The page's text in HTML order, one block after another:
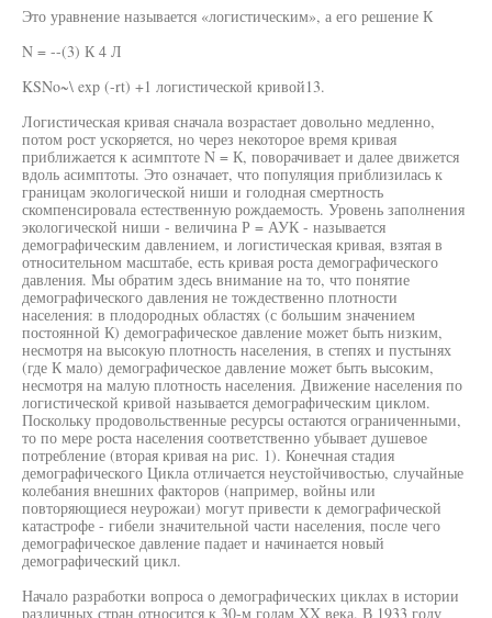
Это уравнение называется «логистическим», а его решение К
N = --(3) К 4 Л
KSNo~\ exp (-rt) +1 логистической кривой13.
Логистическая кривая сначала возрастает довольно медленно,
потом рост ускоряется, но через некоторое время кривая
приближается к асимптоте N = К, поворачивает и далее движется
вдоль асимптоты. Это означает, что популяция приблизилась к
границам экологической ниши и голодная смертность
скомпенсировала естественную рождаемость. Уровень заполнения
экологической ниши - величина Р = АУК - называется
демографическим давлением, и логистическая кривая, взятая в
относительном масштабе, есть кривая роста демографического
давления. Мы обратим здесь внимание на то, что понятие
демографического давления не тождественно плотности
населения: в плодородных областях (с большим значением
постоянной К) демографическое давление может быть низким,
несмотря на высокую плотность населения, в степях и пустынях
(где К мало) демографическое давление может быть высоким,
несмотря на малую плотность населения. Движение населения по
логистической кривой называется демографическим циклом.
Поскольку продовольственные ресурсы остаются ограниченными,
то по мере роста населения соответственно убывает душевое
потребление (вторая кривая на рис. 1). Конечная стадия
демографического Цикла отличается неустойчивостью, случайные
колебания внешних факторов (например, войны или
повторяющиеся неурожаи) могут привести к демографической
катастрофе - гибели значительной части населения, после чего
демографическое давление падает и начинается новый
демографический цикл.
Начало разработки вопроса о демографических циклах в истории
различных стран относится к 30-м годам XX века. В 1933 году